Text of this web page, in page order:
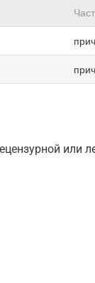
или